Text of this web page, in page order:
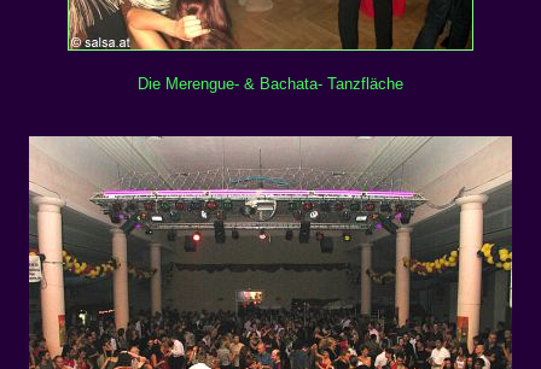
Die Merengue- & Bachata- Tanzfläche